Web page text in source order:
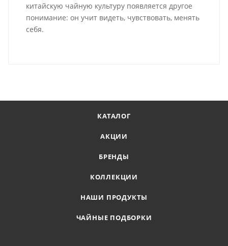
китайскую чайную культуру появляется другое
понимание: он учит видеть, чувствовать, менять
себя.
КАТАЛОГ
АКЦИИ
БРЕНДЫ
КОЛЛЕКЦИИ
НАШИ ПРОДУКТЫ
ЧАЙНЫЕ ПОДБОРКИ